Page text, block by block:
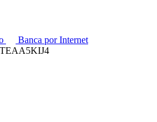
Banca por Internet